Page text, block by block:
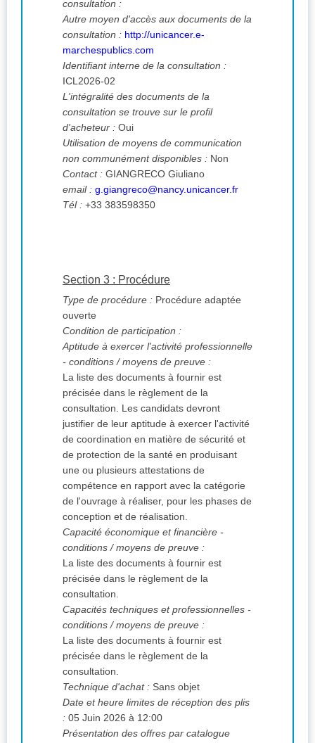
consultation :
Autre moyen d'accès aux documents de la
consultation : http://unicancer.e-
marchespublics.com
Identifiant interne de la consultation :
ICL2026-02
L'intégralité des documents de la
consultation se trouve sur le profil
d'acheteur : Oui
Utilisation de moyens de communication
non communément disponibles : Non
Contact : GIANGRECO Giuliano
email : g.giangreco@nancy.unicancer.fr
Tél : +33 383598350
Section 3 : Procédure
Type de procédure : Procédure adaptée
ouverte
Condition de participation :
Aptitude à exercer l'activité professionnelle
- conditions / moyens de preuve :
La liste des documents à fournir est
précisée dans le règlement de la
consultation. Les candidats devront
justifier de leur aptitude à exercer l'activité
de coordination en matière de sécurité et
de protection de la santé en produisant
une ou plusieurs attestations de
compétence en rapport avec la catégorie
de l'ouvrage à réaliser, pour les phases de
conception et de réalisation.
Capacité économique et financière -
conditions / moyens de preuve :
La liste des documents à fournir est
précisée dans le règlement de la
consultation.
Capacités techniques et professionnelles -
conditions / moyens de preuve :
La liste des documents à fournir est
précisée dans le règlement de la
consultation.
Technique d'achat : Sans objet
Date et heure limites de réception des plis
: 05 Juin 2026 à 12:00
Présentation des offres par catalogue